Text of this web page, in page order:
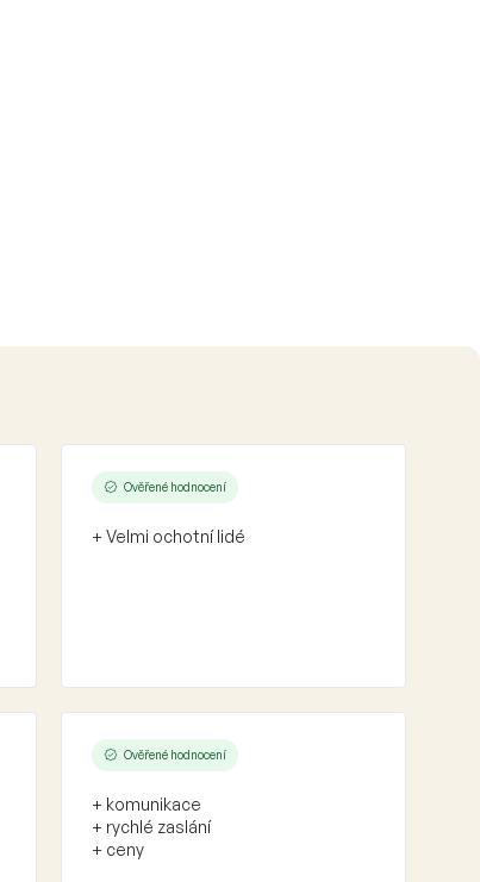
Ověřené hodnocení
+ Velmi ochotní lidé
Ověřené hodnocení
+ komunikace
+ rychlé zaslání
+ ceny